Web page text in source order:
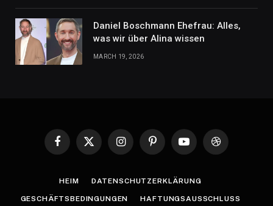
Daniel Boschmann Ehefrau: Alles,
was wir über Alina wissen
MARCH 19, 2026
Facebook
X
InstagramPinterestYouTubeDribbble
HEIM DATENSCHUTZERKLÄRUNG
GESCHÄFTSBEDINGUNGEN HAFTUNGSAUSSCHLUSS